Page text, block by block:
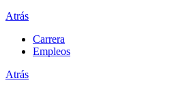
Atrás
Carrera
Empleos
Atrás